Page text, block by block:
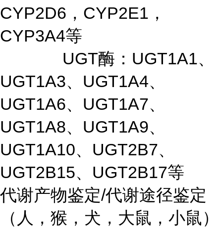
CYP2D6，CYP2E1，
CYP3A4等
UGT酶：UGT1A1、
UGT1A3、UGT1A4、
UGT1A6、UGT1A7、
UGT1A8、UGT1A9、
UGT1A10、UGT2B7、
UGT2B15、UGT2B17等
代谢产物鉴定/代谢途径鉴定
（人，猴，犬，大鼠，小鼠）